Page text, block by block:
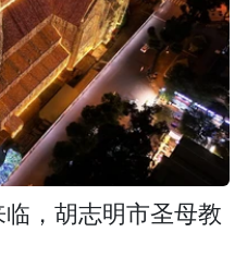
，胡志明市圣母教